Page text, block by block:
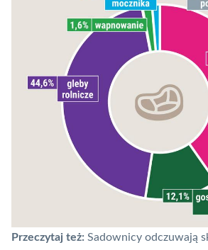
Przeczytaj też: Sadownicy odczuwają